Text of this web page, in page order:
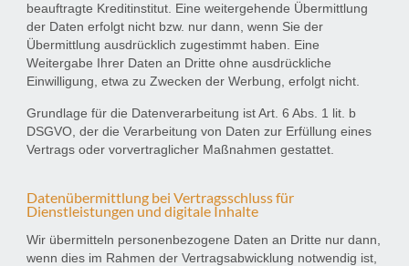
beauftragte Kreditinstitut. Eine weitergehende Übermittlung
der Daten erfolgt nicht bzw. nur dann, wenn Sie der
Übermittlung ausdrücklich zugestimmt haben. Eine
Weitergabe Ihrer Daten an Dritte ohne ausdrückliche
Einwilligung, etwa zu Zwecken der Werbung, erfolgt nicht.
Grundlage für die Datenverarbeitung ist Art. 6 Abs. 1 lit. b
DSGVO, der die Verarbeitung von Daten zur Erfüllung eines
Vertrags oder vorvertraglicher Maßnahmen gestattet.
Datenübermittlung bei Vertragsschluss für
Dienstleistungen und digitale Inhalte
Wir übermitteln personenbezogene Daten an Dritte nur dann,
wenn dies im Rahmen der Vertragsabwicklung notwendig ist,